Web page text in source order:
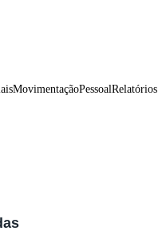
MovimentaçãoPessoalRelatórios